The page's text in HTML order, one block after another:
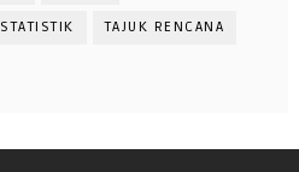
STATISTIK TAJUK RENCANA